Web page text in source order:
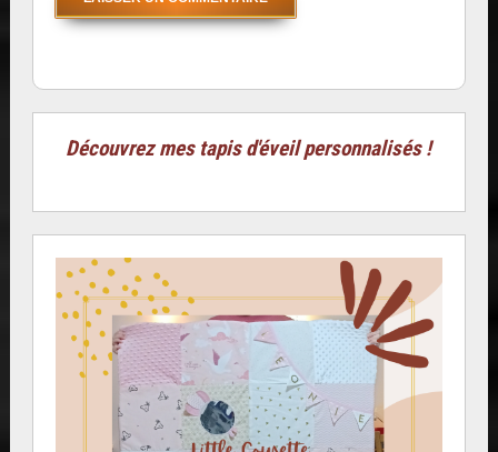
Découvrez mes tapis d'éveil personnalisés !